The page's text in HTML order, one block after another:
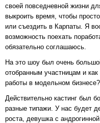
своей повседневной жизни
выкроить время, чтобы
или съездить в Карпаты. Я
возможность поехать
обязательно соглашаюсь.
На это шоу был очень
отобранным участницам и
работы в модельном бизнесе?
Действительно кастинг был
разные типажи. У нас будет
роста, девушка с